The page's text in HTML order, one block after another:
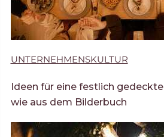
UNTERNEHMENSKULTUR
Ideen für eine festlich
wie aus dem Bilderbuch